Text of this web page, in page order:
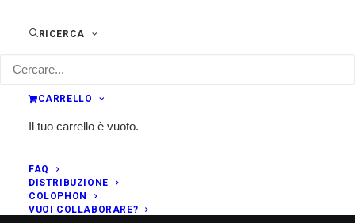
RICERCA
CARRELLO
Il tuo carrello è vuoto.
FAQ
DISTRIBUZIONE
COLOPHON
VUOI COLLABORARE?